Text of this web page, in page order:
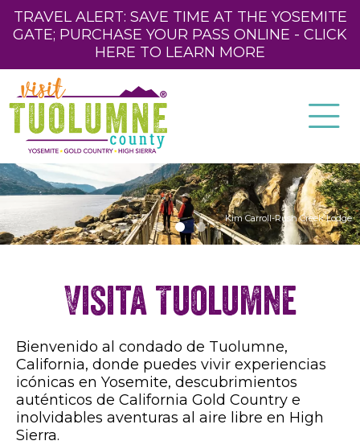
TRAVEL ALERT: SAVE TIME AT THE YOSEMITE
GATE; PURCHASE YOUR PASS ONLINE - CLICK
HERE TO LEARN MORE
Kim Carroll-Rush Creek Lodge
Visita Tuolumne
Bienvenido al condado de Tuolumne,
California, donde puedes vivir experiencias
icónicas en Yosemite, descubrimientos
auténticos de California Gold Country e
inolvidables aventuras al aire libre en High
Sierra.